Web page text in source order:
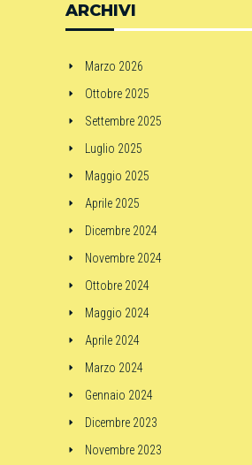
ARCHIVI
Marzo 2026
Ottobre 2025
Settembre 2025
Luglio 2025
Maggio 2025
Aprile 2025
Dicembre 2024
Novembre 2024
Ottobre 2024
Maggio 2024
Aprile 2024
Marzo 2024
Gennaio 2024
Dicembre 2023
Novembre 2023